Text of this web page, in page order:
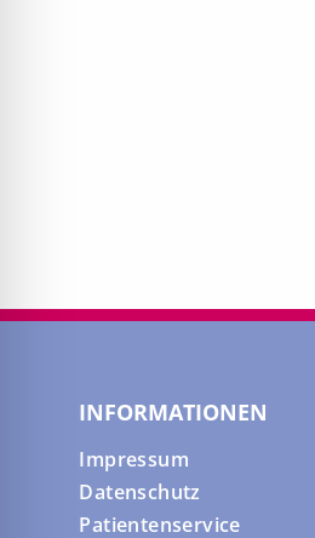
INFORMATIONEN
Impressum
Datenschutz
Patientenservice